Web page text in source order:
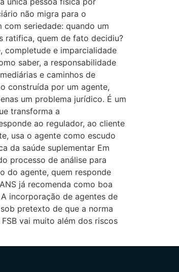
não migra para o
seriedade: quando um
ratifica, quem de fato decidiu?
completude e imparcialidade
saber, a responsabilidade
e caminhos de
construída por um agente,
um problema jurídico. É um
transforma a
ao regulador, ao cliente
usa o agente como escudo
da saúde suplementar Em
processo de análise para
do agente, quem responde
já recomenda como boa
incorporação de agentes de
pretexto de que a norma
vai muito além dos riscos